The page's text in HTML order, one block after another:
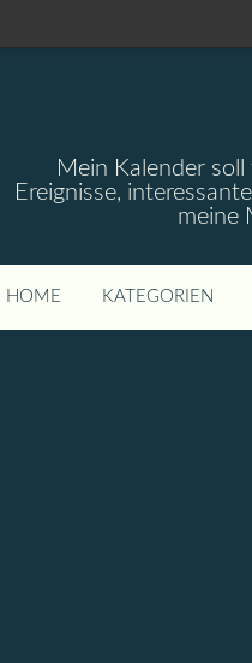
Mein Kalender
Ereignisse,
meine
HOME KATEGORIEN